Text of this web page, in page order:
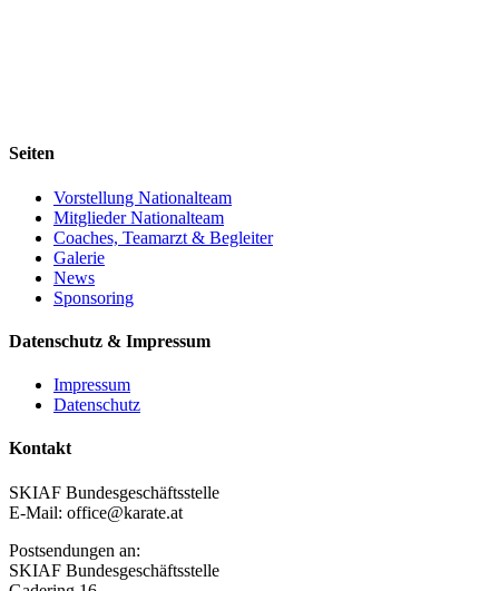
Seiten
Vorstellung Nationalteam
Mitglieder Nationalteam
Coaches, Teamarzt & Begleiter
Galerie
News
Sponsoring
Datenschutz & Impressum
Impressum
Datenschutz
Kontakt
SKIAF Bundesgeschäftsstelle
E-Mail: office@karate.at
Postsendungen an:
SKIAF Bundesgeschäftsstelle